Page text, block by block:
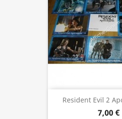
Resident Evil 2
7,00 €